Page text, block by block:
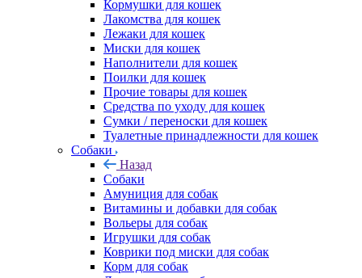
Кормушки для кошек
Лакомства для кошек
Лежаки для кошек
Миски для кошек
Наполнители для кошек
Поилки для кошек
Прочие товары для кошек
Средства по уходу для кошек
Сумки / переноски для кошек
Туалетные принадлежности для кошек
Собаки
Назад
Собаки
Амуниция для собак
Витамины и добавки для собак
Вольеры для собак
Игрушки для собак
Коврики под миски для собак
Корм для собак